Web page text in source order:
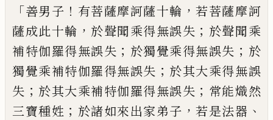
「善男子 ！ 有菩薩摩訶薩十輪 ，若菩薩摩訶
薩成此十輪 ， 於聲聞乘得無誤失 ； 於聲聞乘
補特伽羅得無誤失 ； 於獨覺乘得無誤失 ； 於
獨覺乘補特伽羅得無誤失 ； 於其大乘得無誤
失 ； 於其大乘補特伽羅得無誤失 ； 常能熾然
三寶種姓 ； 於諸如來出家弟子 ，若是法器 、